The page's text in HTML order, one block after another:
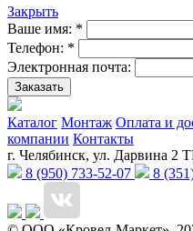
Закрыть
Ваше имя: *
Телефон: *
Электронная почта:
Заказать
Каталог Монтаж Оплата и
компании Контакты
г. Челябинск, ул. Дарвина
8 (950) 733-52-07
8